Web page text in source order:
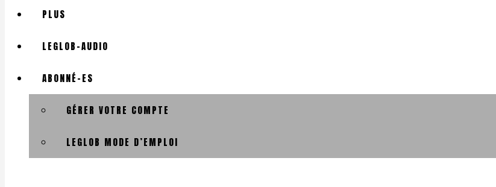
PLUS
LEGLOB-AUDIO
ABONNÉ-ES
GÉRER VOTRE COMPTE
LEGLOB MODE D’EMPLOI